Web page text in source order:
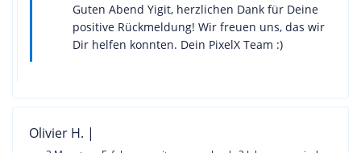
Guten Abend Yigit, herzlichen Dank für Deine
positive Rückmeldung! Wir freuen uns, das wir
Dir helfen konnten. Dein PixelX Team :)
Olivier H. |